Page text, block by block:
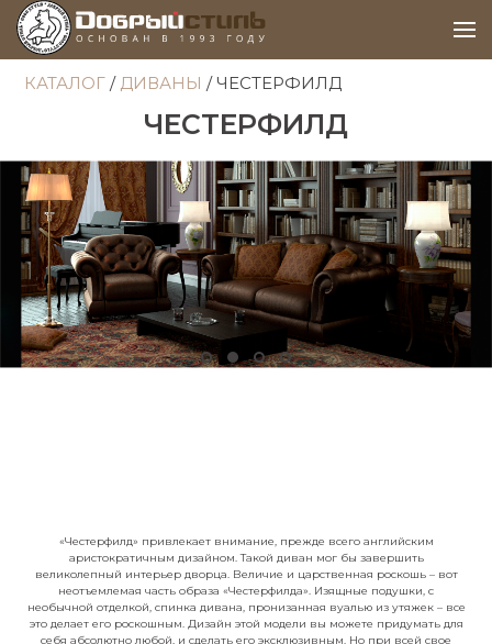
КАТАЛОГ/ ДИВАНЫ/ ЧЕСТЕРФИЛД
ЧЕСТЕРФИЛД
Item 1Item 2Item 3Item 4
«Честерфилд» привлекает внимание, прежде всего английским
аристократичным дизайном. Такой диван мог бы завершить
великолепный интерьер дворца. Величие и царственная роскошь – вот
неотъемлемая часть образа «Честерфилда». Изящные подушки, с
необычной отделкой, спинка дивана, пронизанная вуалью из утяжек – все
это делает его роскошным. Дизайн этой модели вы можете придумать для
себя абсолютно любой, и сделать его эксклюзивным. Но при всей свое
Задайте свой вопрос
Мы перезвоним вам в течение 5 минут и
проконсультируем по любым вопросам.